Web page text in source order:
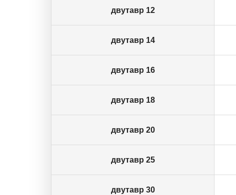
двутавр 12
двутавр 14
двутавр 16
двутавр 18
двутавр 20
двутавр 25
двутавр 30